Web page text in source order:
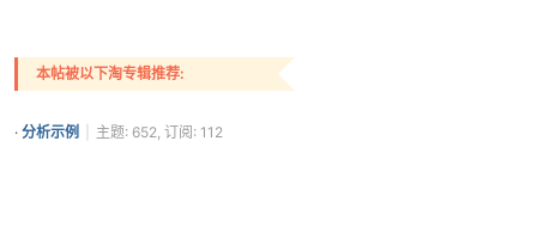
本帖被以下淘专辑推荐:
· 分析示例 主题: 652, 订阅: 112